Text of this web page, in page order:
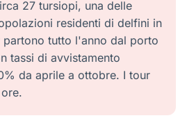
27 tursiopi, una delle
residenti di delfini in
partono tutto l'anno dal porto
tassi di avvistamento
da aprile a ottobre. I tour